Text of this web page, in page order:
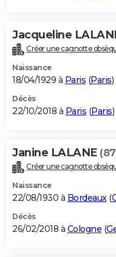
Jacqueline
Créer une cagnotte
Naissance
18/04/1929 à Paris (Paris)
Décès
22/10/2018 à Paris (Paris)
Janine LALANE
Créer une cagnotte
Naissance
22/08/1930 à Bordeaux(
Décès
26/02/2018 à Cologne (